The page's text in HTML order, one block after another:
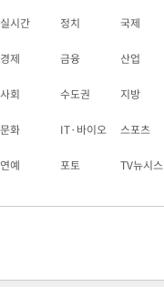
실시간 정치 국제
경제 금융 산업
사회 수도권 지방
문화 IT·바이오 스포츠
연예 포토 TV뉴시스